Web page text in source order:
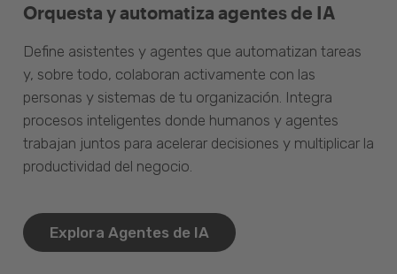
Orquesta y automatiza agentes de IA
Define asistentes y agentes que automatizan tareas
y, sobre todo, colaboran activamente con las
personas y sistemas de tu organización. Integra
procesos inteligentes donde humanos y agentes
trabajan juntos para acelerar decisiones y multiplicar la
productividad del negocio.
Explora Agentes de IA